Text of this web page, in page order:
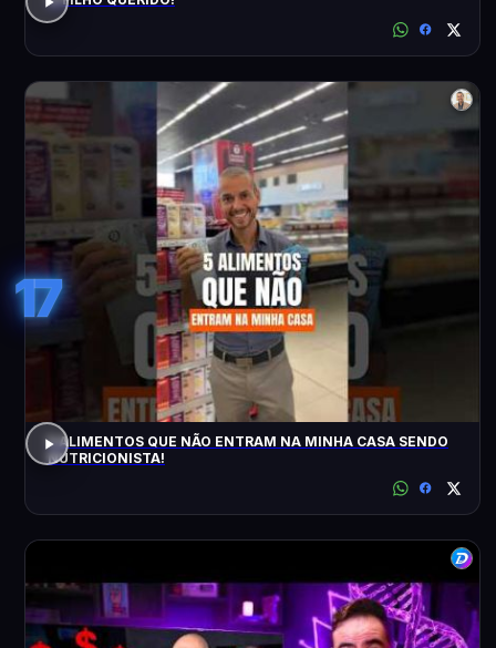
17
5 ALIMENTOS QUE NÃO ENTRAM NA MINHA CASA SENDO
NUTRICIONISTA!